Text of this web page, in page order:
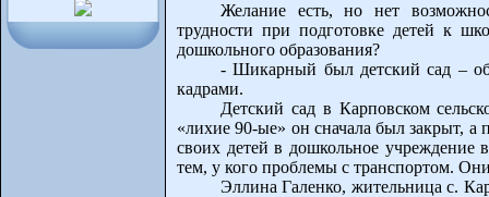
Желание есть, но нет
трудности при подготовке детей к
дошкольного образования?
- Шикарный был детский сад –
кадрами.
Детский сад в Карповском
«лихие 90-ые» он сначала был закрыт, а
своих детей в дошкольное
тем, у кого проблемы с транспортом.
Эллина Галенко, жительница с.